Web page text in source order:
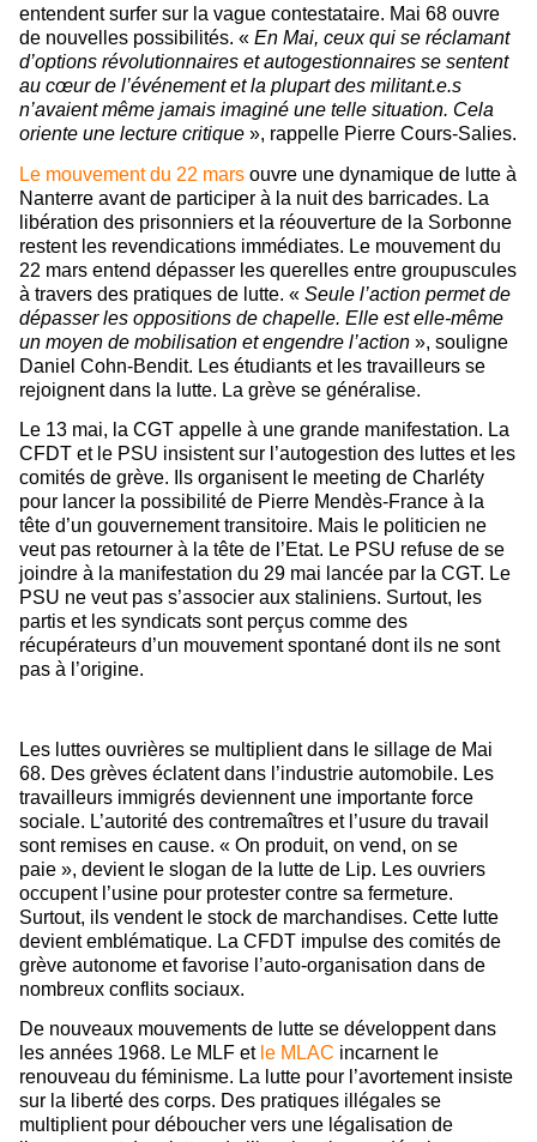
entendent surfer sur la vague contestataire. Mai 68 ouvre
de nouvelles possibilités. « En Mai, ceux qui se réclamant
d’options révolutionnaires et autogestionnaires se sentent
au cœur de l’événement et la plupart des militant.e.s
n’avaient même jamais imaginé une telle situation. Cela
oriente une lecture critique », rappelle Pierre Cours-Salies.
Le mouvement du 22 mars ouvre une dynamique de lutte à
Nanterre avant de participer à la nuit des barricades. La
libération des prisonniers et la réouverture de la Sorbonne
restent les revendications immédiates. Le mouvement du
22 mars entend dépasser les querelles entre groupuscules
à travers des pratiques de lutte. « Seule l’action permet de
dépasser les oppositions de chapelle. Elle est elle-même
un moyen de mobilisation et engendre l’action », souligne
Daniel Cohn-Bendit. Les étudiants et les travailleurs se
rejoignent dans la lutte. La grève se généralise.
Le 13 mai, la CGT appelle à une grande manifestation. La
CFDT et le PSU insistent sur l’autogestion des luttes et les
comités de grève. Ils organisent le meeting de Charléty
pour lancer la possibilité de Pierre Mendès-France à la
tête d’un gouvernement transitoire. Mais le politicien ne
veut pas retourner à la tête de l’Etat. Le PSU refuse de se
joindre à la manifestation du 29 mai lancée par la CGT. Le
PSU ne veut pas s’associer aux staliniens. Surtout, les
partis et les syndicats sont perçus comme des
récupérateurs d’un mouvement spontané dont ils ne sont
pas à l’origine.
Les luttes ouvrières se multiplient dans le sillage de Mai
68. Des grèves éclatent dans l’industrie automobile. Les
travailleurs immigrés deviennent une importante force
sociale. L’autorité des contremaîtres et l’usure du travail
sont remises en cause. « On produit, on vend, on se
paie », devient le slogan de la lutte de Lip. Les ouvriers
occupent l’usine pour protester contre sa fermeture.
Surtout, ils vendent le stock de marchandises. Cette lutte
devient emblématique. La CFDT impulse des comités de
grève autonome et favorise l’auto-organisation dans de
nombreux conflits sociaux.
De nouveaux mouvements de lutte se développent dans
les années 1968. Le MLF et le MLAC incarnent le
renouveau du féminisme. La lutte pour l’avortement insiste
sur la liberté des corps. Des pratiques illégales se
multiplient pour déboucher vers une légalisation de